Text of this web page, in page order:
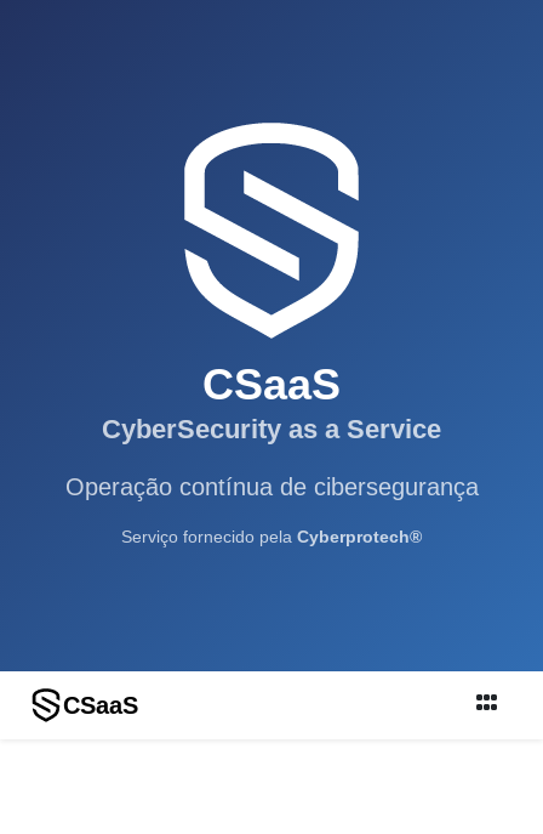
CSaaS
CyberSecurity as a Service
Operação contínua de cibersegurança
Serviço fornecido pela Cyberprotech®
CSaaS